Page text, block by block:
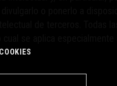
o ponerlo a
de terceros. Todas
se aplica